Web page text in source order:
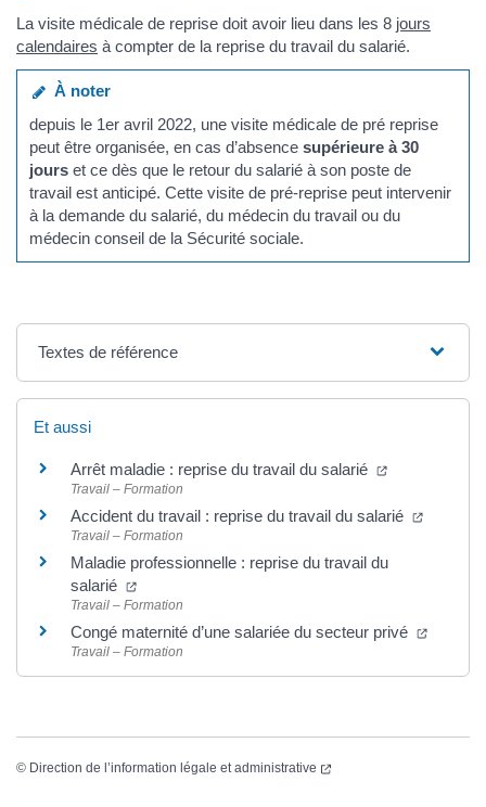
La visite médicale de reprise doit avoir lieu dans les 8 jours
calendaires à compter de la reprise du travail du salarié.
À noter
depuis le 1er avril 2022, une visite médicale de pré reprise
peut être organisée, en cas d’absencesupérieure à 30
jours et ce dès que le retour du salarié à son poste de
travail est anticipé. Cette visite de pré-reprise peut intervenir
à la demande du salarié, du médecin du travail ou du
médecin conseil de la Sécurité sociale.
Textes de référence
Et aussi
Arrêt maladie : reprise du travail du salarié
Travail – Formation
Accident du travail : reprise du travail du salarié
Travail – Formation
Maladie professionnelle : reprise du travail du
salarié
Travail – Formation
Congé maternité d’une salariée du secteur privé
Travail – Formation
© Direction de l’information légale et administrative